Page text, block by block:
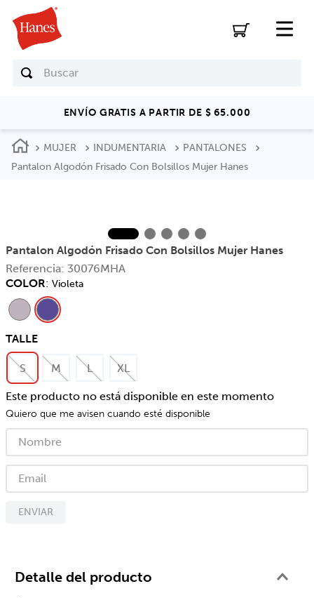
Buscar
ENVÍO GRATIS A PARTIR DE $ 65.000
MUJER INDUMENTARIA
PANTALONES
Pantalon Algodón Frisado Con Bolsillos Mujer Hanes
Pantalon Algodón Frisado Con Bolsillos Mujer Hanes
Referencia: 30076MHA
COLOR: Violeta
TALLE
S M L XL
Este producto no está disponible en este momento
Quiero que me avisen cuando esté disponible
ENVIAR
Detalle del producto